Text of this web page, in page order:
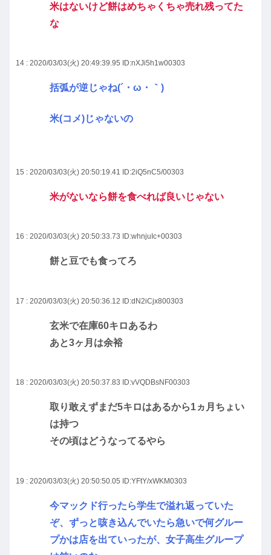
米はないけど餅はめちゃくちゃ売れ残ってた
な
14 : 2020/03/03(火) 20:49:39.95 ID:nXJi5h1w00303
括弧が逆じゃね(´・ω・｀)
米(コメ)じゃないの
15 : 2020/03/03(火) 20:50:19.41 ID:2iQ5nC5/00303
米がないなら餅を食べれば良いじゃない
16 : 2020/03/03(火) 20:50:33.73 ID:whnjuIc+00303
餅と豆でも食ってろ
17 : 2020/03/03(火) 20:50:36.12 ID:dN2iCjx800303
玄米で在庫60キロあるわ
あと3ヶ月は余裕
18 : 2020/03/03(火) 20:50:37.83 ID:vVQDBsNF00303
取り敢えずまだ5キロはあるから1ヵ月ちょい
は持つ
その頃はどうなってるやら
19 : 2020/03/03(火) 20:50:50.05 ID:YFtY/xWKM0303
今マックド行ったら学生で溢れ返っていた
ぞ、ずっと咳き込んでいたら急いで何グルー
プかは店を出ていったが、女子高生グループ